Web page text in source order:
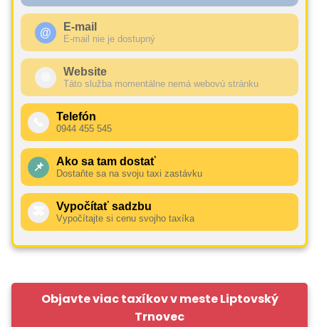
@ E-mail
E-mail nie je dostupný
Website
Táto služba momentálne nemá webovú stránku
Telefón
0944 455 545
📌 Ako sa tam dostať
Dostaňte sa na svoju taxi zastávku
Vypočítať sadzbu
Vypočítajte si cenu svojho taxíka
Objavte viac taxíkov v meste Liptovský
Trnovec